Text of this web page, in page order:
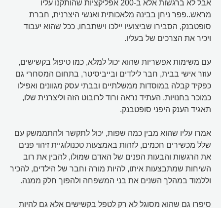
אבל לא ברגשות אלא ב-200 אפליקציות שהותקנו עליו
מראש..פפר ניחן בבינה מלאכותית ואנשי היצרנית, חברת
סופטבנק, הסבירו שביצועיו יילכו וישתבחו, ככל שהוא יעבוד
ויכיר את הצרכים של בעליו.
עם משימות אפשריות שהוא יכול למלא, כמו טיפול בקשישים,
עוזר אישי בבית, חבר לילדים ובייביסיטר, בתחום המסחרי גם
כפקיד קבלה במוסדות ממשלתיים ובבתי עסק מגוונים ואפילו
כמוכר בחנויות, העתיד נראה ורוד לרובוט הזה וליצרנית שלו,
תאגיד הענק היפני סופטבנק.
אמרו עליו שהוא מבין כמה שפות, יכול לתקשר ולהתממשק עם
שלל מכשירים חכמים, לזהות באמצעות טכנולוגיית זיהוי פנים
את הרגשות והבעות הפנים של האדם שמולו, להבין את רוב
השיחות שמתבצעות איתו, להיות מורה וחבר של הילדים, להכיר
וללמוד במהלך השנים את בני המשפחה ולהפוך חלק ממנה.
סיפרו גם שהוא מסוגל לא רק לטפל בקשישים אלא גם להיות